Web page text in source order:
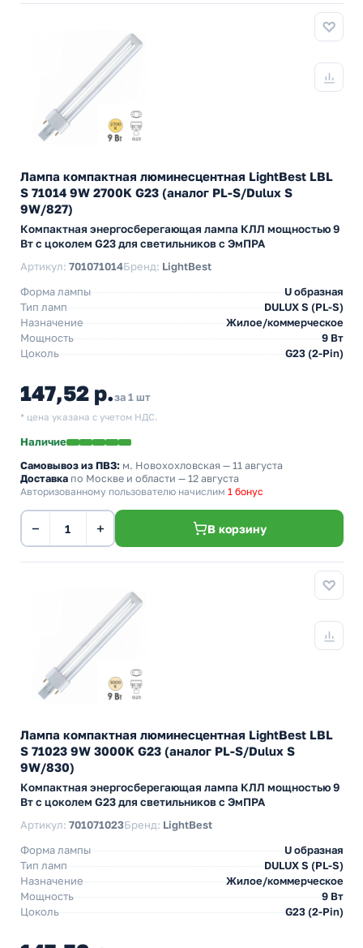
Лампа компактная люминесцентная LightBest LBL
S 71014 9W 2700K G23 (аналог PL-S/Dulux S
9W/827)
Компактная энергосберегающая лампа КЛЛ мощностью 9
Вт с цоколем G23 для светильников с ЭмПРА
Артикул: 701071014Бренд: LightBest
Форма лампы
U образная
Тип ламп
DULUX S (PL-S)
Назначение
Жилое/коммерческое
Мощность
9 Вт
Цоколь
G23 (2-Pin)
147,52 р.за 1 шт
* цена указана с учетом НДС.
Наличие
Самовывоз из ПВЗ: м. Новохохловская — 11 августа
Доставка по Москве и области — 12 августа
Авторизованному пользователю начислим 1 бонус
− + В корзину
Лампа компактная люминесцентная LightBest LBL
S 71023 9W 3000K G23 (аналог PL-S/Dulux S
9W/830)
Компактная энергосберегающая лампа КЛЛ мощностью 9
Вт с цоколем G23 для светильников с ЭмПРА
Артикул: 701071023Бренд: LightBest
Форма лампы
U образная
Тип ламп
DULUX S (PL-S)
Назначение
Жилое/коммерческое
Мощность
9 Вт
Цоколь
G23 (2-Pin)